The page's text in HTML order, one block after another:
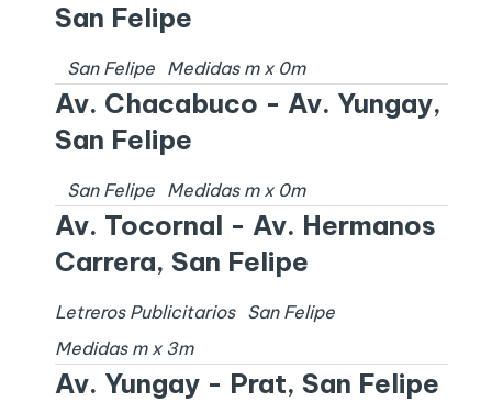
San Felipe
San Felipe Medidas m x 0m
Av. Chacabuco - Av. Yungay,
San Felipe
San Felipe Medidas m x 0m
Av. Tocornal - Av. Hermanos
Carrera, San Felipe
Letreros Publicitarios
San Felipe
Medidas m x 3m
Av. Yungay - Prat, San Felipe